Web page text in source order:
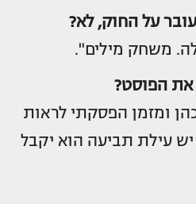
על החוק, לא?
משחק מילים".
את הפוסט?
כהן ומזמן הפסקתי לראות
עילת תביעה הוא יקבל